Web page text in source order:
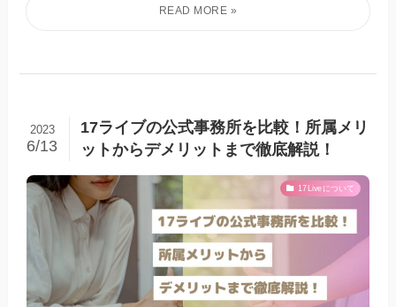
17ライブの公式事務所を比較！所属メリ
ットからデメリットまで徹底解説！
2023
6/13
17Liveについて